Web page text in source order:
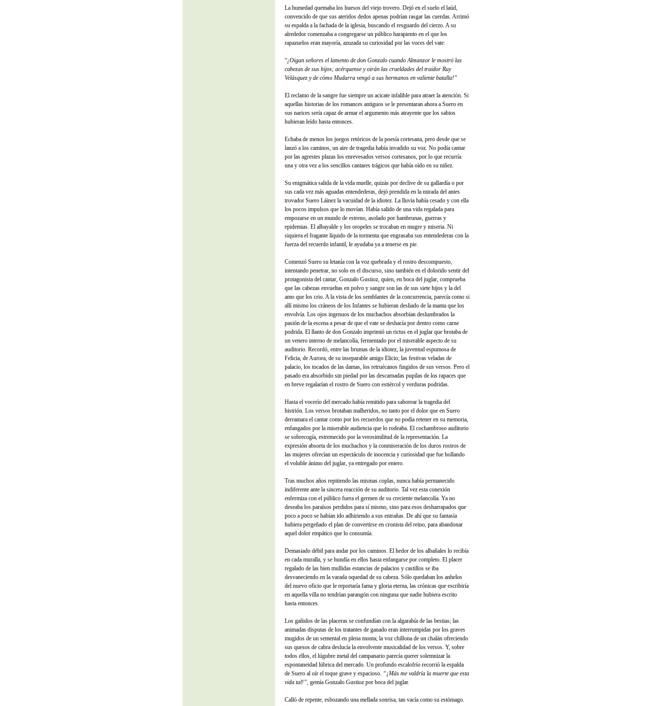
La humedad quemaba los huesos del viejo trovero. Dejó en el suelo el laúd,
convencido de que sus ateridos dedos apenas podrían rasgar las cuerdas. Arrimó
su espalda a la fachada de la iglesia, buscando el resguardo del cierzo. A su
alrededor comenzaba a congregarse un público harapiento en el que los
rapazuelos eran mayoría, azuzada su curiosidad por las voces del vate:
“¡Oigan señores el lamento de don Gonzalo cuando Almanzor le mostró las
cabezas de sus hijos; acérquense y oirán las crueldades del traidor Ruy
Velásquez y de cómo Mudarra vengó a sus hermanos en valiente batalla!”
El reclamo de la sangre fue siempre un acicate infalible para atraer la atención. Si
aquellas historias de los romances antiguos se le presentaran ahora a Suero en
sus narices sería capaz de armar el argumento más atrayente que los sabios
hubieran leído hasta entonces.
Echaba de menos los juegos retóricos de la poesía cortesana, pero desde que se
lanzó a los caminos, un aire de tragedia había invadido su voz. No podía cantar
por las agrestes plazas los enrevesados versos cortesanos, por lo que recurría
una y otra vez a los sencillos cantares trágicos que había oído en su niñez.
Su enigmática salida de la vida muelle, quizás por declive de su gallardía o por
sus cada vez más aguadas entendederas, dejó prendida en la mirada del antes
trovador Suero Láinez la vacuidad de la idiotez. La lluvia había cesado y con ella
los pocos impulsos que lo movían. Había salido de una vida regalada para
empozarse en un mundo de estreno, asolado por hambrunas, guerras y
epidemias. El albayalde y los oropeles se trocaban en mugre y miseria. Ni
siquiera el fragante líquido de la tormenta que engrasaba sus entendederas con la
fuerza del recuerdo infantil, le ayudaba ya a tenerse en pie.
Comenzó Suero su letanía con la voz quebrada y el rostro descompuesto,
intentando penetrar, no solo en el discurso, sino también en el dolorido sentir del
protagonista del cantar, Gonzalo Gustioz, quien, en boca del juglar, comprueba
que las cabezas envueltas en polvo y sangre son las de sus siete hijos y la del
amo que los crio. A la vista de los semblantes de la concurrencia, parecía como si
allí mismo los cráneos de los Infantes se hubieran desliado de la manta que los
envolvía. Los ojos ingenuos de los muchachos absorbían deslumbrados la
pasión de la escena a pesar de que el vate se deshacía por dentro como carne
podrida. El llanto de don Gonzalo imprimió un rictus en el juglar que brotaba de
un venero interno de melancolía, fermentado por el miserable aspecto de su
auditorio. Recordó, entre las brumas de la idiotez, la juventud espumosa de
Felicia, de Aurora, de su inseparable amigo Elicio; las festivas veladas de
palacio, los tocados de las damas, los retruécanos fingidos de sus versos. Pero el
pasado era absorbido sin piedad por las descarnadas pupilas de los rapaces que
en breve regalarían el rostro de Suero con estiércol y verduras podridas.
Hasta el vocerío del mercado había remitido para saborear la tragedia del
histrión. Los versos brotaban malheridos, no tanto por el dolor que en Suero
derramara el cantar como por los recuerdos que no podía retener en su memoria,
enfangados por la miserable audiencia que lo rodeaba. El cochambroso auditorio
se sobrecogía, estremecido por la verosimilitud de la representación. La
expresión absorta de los muchachos y la conmiseración de los duros rostros de
las mujeres ofrecían un espectáculo de inocencia y curiosidad que fue hollando
el voluble ánimo del juglar, ya entregado por entero.
Tras muchos años repitiendo las mismas coplas, nunca había permanecido
indiferente ante la sincera reacción de su auditorio. Tal vez esta conexión
enfermiza con el público fuera el germen de su creciente melancolía. Ya no
deseaba los paraísos perdidos para sí mismo, sino para esos desharrapados que
poco a poco se habían ido adhiriendo a sus entrañas. De ahí que su fantasía
hubiera pergeñado el plan de convertirse en cronista del reino, para abandonar
aquel dolor empático que lo consumía.
Demasiado débil para andar por los caminos. El hedor de los albañales lo recibía
en cada muralla, y se hundía en ellos hasta enfangarse por completo. El placer
regalado de las bien mullidas estancias de palacios y castillos se iba
desvaneciendo en la varada oquedad de su cabeza. Sólo quedaban los anhelos
del nuevo oficio que le reportaría fama y gloria eterna, las crónicas que escribiría
en aquella villa no tendrían parangón con ninguna que nadie hubiera escrito
hasta entonces.
Los gañidos de las placeras se confundían con la algarabía de las bestias; las
animadas disputas de los tratantes de ganado eran interrumpidas por los graves
mugidos de un semental en plena monta; la voz chillona de un chalán ofreciendo
sus quesos de cabra deslucía la envolvente musicalidad de los versos. Y, sobre
todos ellos, el lúgubre metal del campanario parecía querer solemnizar la
espontaneidad lúbrica del mercado. Un profundo escalofrío recorrió la espalda
de Suero al oír el toque grave y espacioso. “¡Más me valdría la muerte que esta
vida tal!”, gemía Gonzalo Gustioz por boca del juglar.
Calló de repente, esbozando una mellada sonrisa, tan vacía como su estómago.